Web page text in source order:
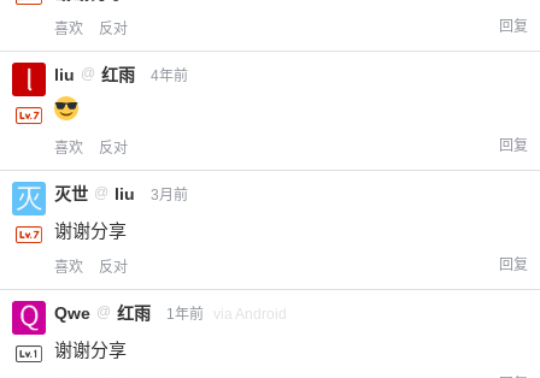
喜欢 反对 回复
liu @ 红雨 4年前
喜欢 反对 回复
灭世 @ liu 3月前
谢谢分享
喜欢 反对 回复
Qwe @ 红雨 1年前 via Android
谢谢分享